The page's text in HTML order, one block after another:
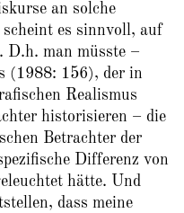
an solche
scheint es sinnvoll, auf
D.h. man müsste –
(1988: 156), der in
Realismus
historisieren – die
Betrachter der
Differenz von
hätte. Und
dass meine